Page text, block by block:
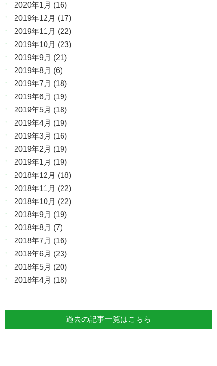
2020年1月 (16)
2019年12月 (17)
2019年11月 (22)
2019年10月 (23)
2019年9月 (21)
2019年8月 (6)
2019年7月 (18)
2019年6月 (19)
2019年5月 (18)
2019年4月 (19)
2019年3月 (16)
2019年2月 (19)
2019年1月 (19)
2018年12月 (18)
2018年11月 (22)
2018年10月 (22)
2018年9月 (19)
2018年8月 (7)
2018年7月 (16)
2018年6月 (23)
2018年5月 (20)
2018年4月 (18)
過去の記事一覧はこちら